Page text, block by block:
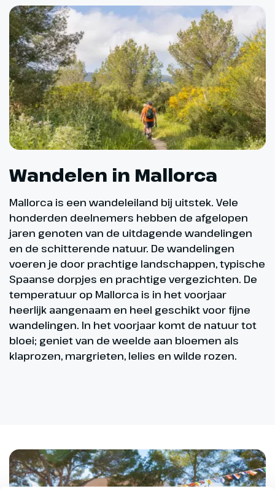
Wandelen in Mallorca
Mallorca is een wandeleiland bij uitstek. Vele
honderden deelnemers hebben de afgelopen
jaren genoten van de uitdagende wandelingen
en de schitterende natuur. De wandelingen
voeren je door prachtige landschappen, typische
Spaanse dorpjes en prachtige vergezichten. De
temperatuur op Mallorca is in het voorjaar
heerlijk aangenaam en heel geschikt voor fijne
wandelingen. In het voorjaar komt de natuur tot
bloei; geniet van de weelde aan bloemen als
klaprozen, margrieten, lelies en wilde rozen.